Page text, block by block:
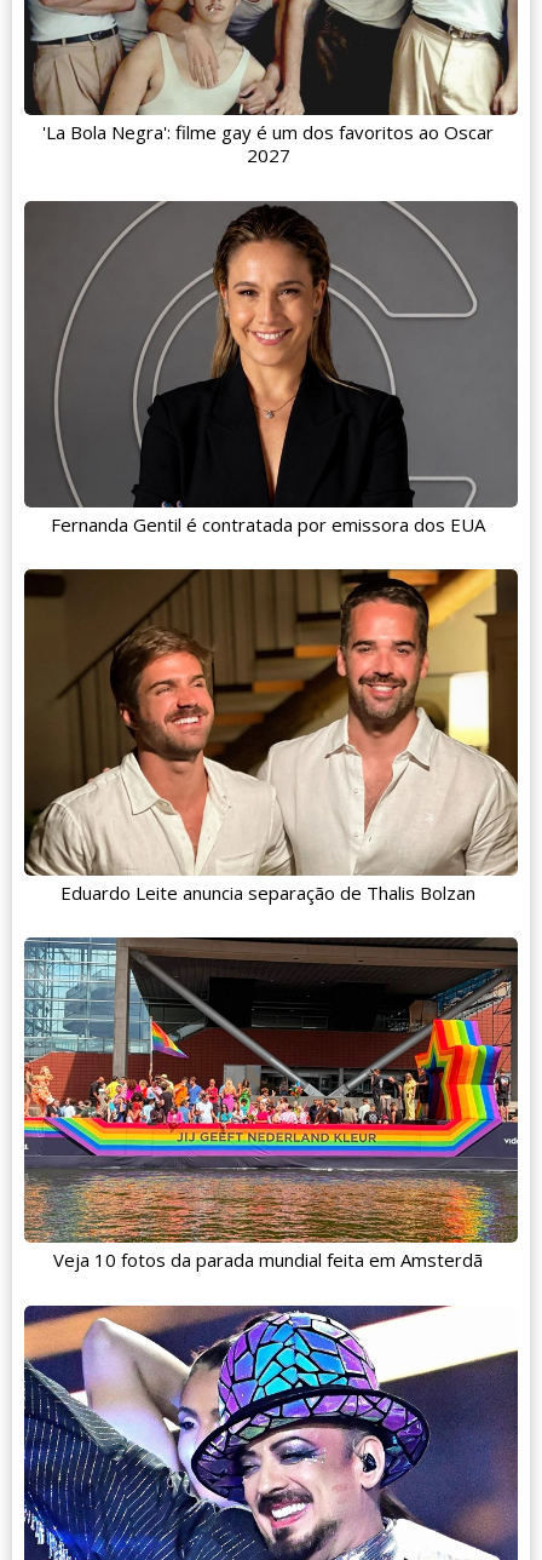
'La Bola Negra': filme gay é um dos favoritos ao Oscar
2027
Fernanda Gentil é contratada por emissora dos EUA
Eduardo Leite anuncia separação de Thalis Bolzan
Veja 10 fotos da parada mundial feita em Amsterdã